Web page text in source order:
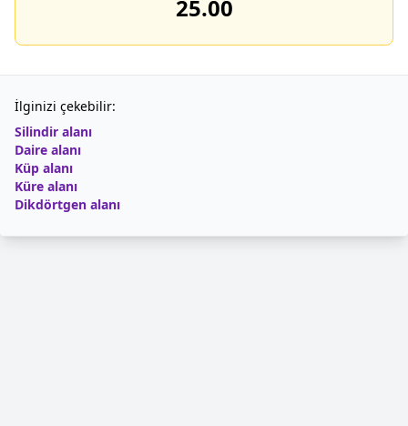
25.00
İlginizi çekebilir:
Silindir alanı
Daire alanı
Küp alanı
Küre alanı
Dikdörtgen alanı